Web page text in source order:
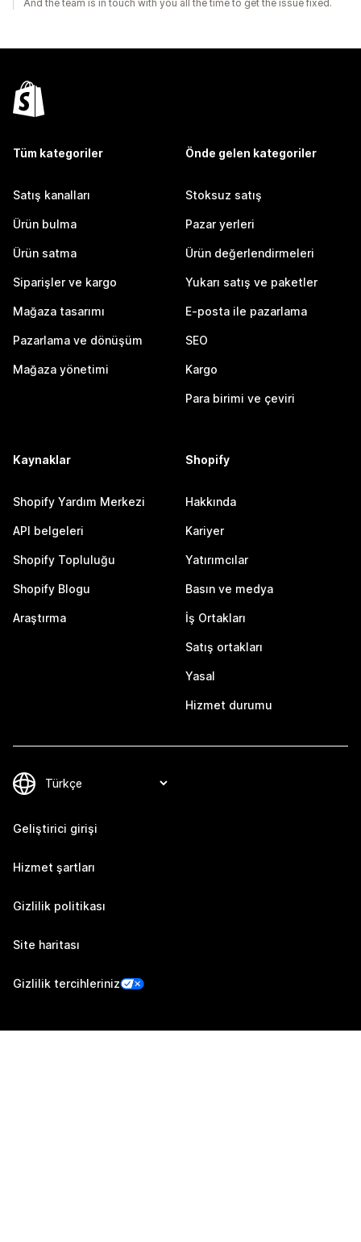
And the team is in touch with you all the time to get the issue fixed.
Tüm kategoriler
Satış kanalları
Ürün bulma
Ürün satma
Siparişler ve kargo
Mağaza tasarımı
Pazarlama ve dönüşüm
Mağaza yönetimi
Önde gelen kategoriler
Stoksuz satış
Pazar yerleri
Ürün değerlendirmeleri
Yukarı satış ve paketler
E-posta ile pazarlama
SEO
Kargo
Para birimi ve çeviri
Kaynaklar
Shopify Yardım Merkezi
API belgeleri
Shopify Topluluğu
Shopify Blogu
Araştırma
Shopify
Hakkında
Kariyer
Yatırımcılar
Basın ve medya
İş Ortakları
Satış ortakları
Yasal
Hizmet durumu
Geliştirici girişi
Hizmet şartları
Gizlilik politikası
Site haritası
Gizlilik tercihleriniz